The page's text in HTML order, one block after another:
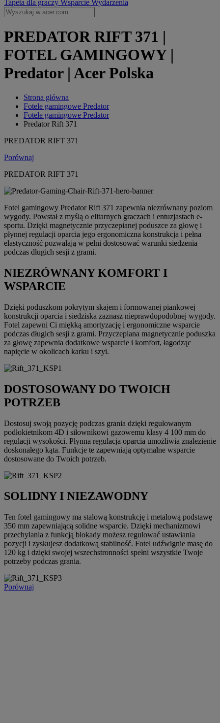
Tapeta dla graczy Wsparcie Wydarzenia
PREDATOR RIFT 371 |
FOTEL GAMINGOWY |
Predator | Acer Polska
Strona główna
Fotele gamingowe Predator
Fotele gamingowe Predator
Predator Rift 371
PREDATOR RIFT 371
Porównaj
PREDATOR RIFT 371
Fotel gamingowy Predator Rift 371 zapewnia niezrównany poziom
wygody. Powstał z myślą o elitarnych graczach i entuzjastach e-
sportu. Dzięki magnetycznie przyczepianej poduszce za głowę i
płynnej regulacji oparcia jego ergonomiczna konstrukcja i pełna
elastyczność pozwalają w pełni dostosować warunki siedzenia
podczas długich sesji z grami.
NIEZRÓWNANY KOMFORT I
WSPARCIE
Dzięki poduszkom pokrytym skajem i formowanej piankowej
konstrukcji oparcia i siedziska zaznasz nieprawdopodobnej wygody.
Fotel zapewni Ci miękką amortyzację i ergonomiczne wsparcie
podczas długich sesji z grami. Przyczepiana magnetycznie poduszka
za głowę zapewnia dodatkowe wsparcie i komfort, łagodząc
napięcie w okolicach karku i szyi.
DOSTOSOWANY DO TWOICH
POTRZEB
Dostosuj swoją pozycję podczas grania dzięki regulowanym
podłokietnikom 4D i siłownikowi gazowemu klasy 4 100 mm do
regulacji wysokości. Płynna regulacja oparcia umożliwia znalezienie
doskonałego kąta. Funkcje te zapewniają optymalne wsparcie
dostosowane do Twoich potrzeb.
SOLIDNY I NIEZAWODNY
Ten fotel gamingowy ma stalową konstrukcję i metalową podstawę
350 mm zapewniającą solidne wsparcie. Dzięki mechanizmowi
przechylania z funkcją blokady możesz regulować ustawiania
pozycji i zyskujesz dodatkową stabilność. Fotel udźwignie masę do
120 kg i dzięki swojej wszechstronności spełni wszystkie Twoje
potrzeby podczas grania.
Porównaj